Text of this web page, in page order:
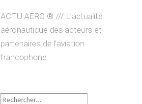
ACTU AERO ® /// L’actualité
aéronautique des acteurs et
partenaires de l’aviation
francophone.
Rechercher :